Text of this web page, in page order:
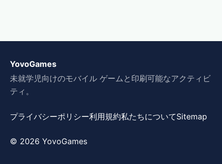
YovoGames
未就学児向けのモバイル ゲームと印刷可能なアクティビ
ティ。
プライバシーポリシー利用規約私たちについてSitemap
© 2026 YovoGames